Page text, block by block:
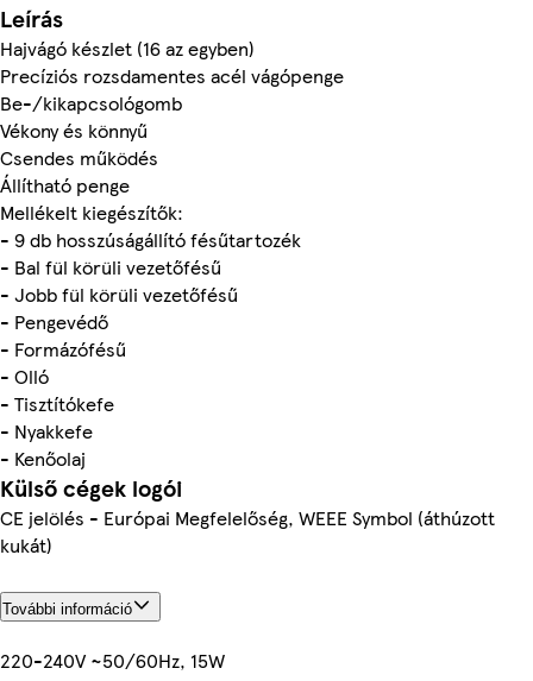
Leírás
Hajvágó készlet (16 az egyben)
Precíziós rozsdamentes acél vágópenge
Be-/kikapcsológomb
Vékony és könnyű
Csendes működés
Állítható penge
Mellékelt kiegészítők:
- 9 db hosszúságállító fésűtartozék
- Bal fül körüli vezetőfésű
- Jobb fül körüli vezetőfésű
- Pengevédő
- Formázófésű
- Olló
- Tisztítókefe
- Nyakkefe
- Kenőolaj
Külső cégek logói
CE jelölés - Európai Megfelelőség, WEEE Symbol (áthúzott
kukát)
További információ
220-240V ~50/60Hz, 15W